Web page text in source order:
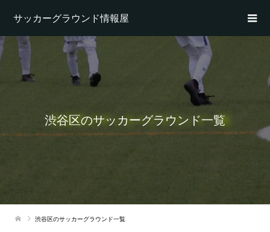
サッカーグラウンド情報屋
渋谷区のサッカーグラウンド一覧
渋谷区のサッカーグラウンド一覧